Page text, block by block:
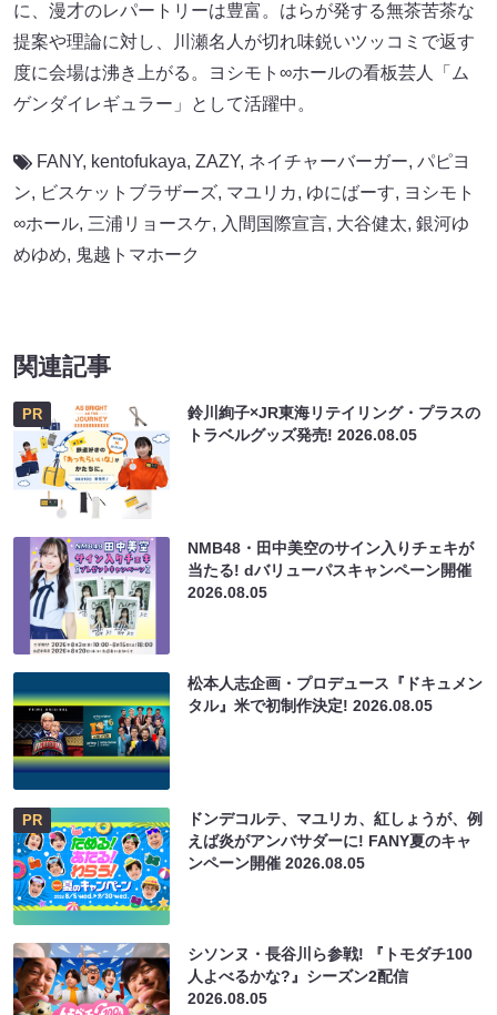
に、漫才のレパートリーは豊富。はらが発する無茶苦茶な
提案や理論に対し、川瀬名人が切れ味鋭いツッコミで返す
度に会場は沸き上がる。ヨシモト∞ホールの看板芸人「ム
ゲンダイレギュラー」として活躍中。
FANY, kentofukaya, ZAZY, ネイチャーバーガー, パピヨ
ン, ビスケットブラザーズ, マユリカ, ゆにばーす, ヨシモト
∞ホール, 三浦リョースケ, 入間国際宣言, 大谷健太, 銀河ゆ
めゆめ, 鬼越トマホーク
関連記事
PR
鈴川絢子×JR東海リテイリング・プラスの
トラベルグッズ発売!2026.08.05
NMB48・田中美空のサイン入りチェキが
当たる! dバリューパスキャンペーン開催
2026.08.05
松本人志企画・プロデュース『ドキュメン
タル』米で初制作決定!2026.08.05
PR
ドンデコルテ、マユリカ、紅しょうが、例
えば炎がアンバサダーに! FANY夏のキャ
ンペーン開催2026.08.05
シソンヌ・長谷川ら参戦! 『トモダチ100
人よべるかな?』シーズン2配信
2026.08.05